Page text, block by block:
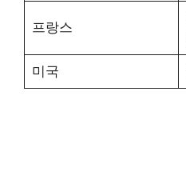
프랑스
미국